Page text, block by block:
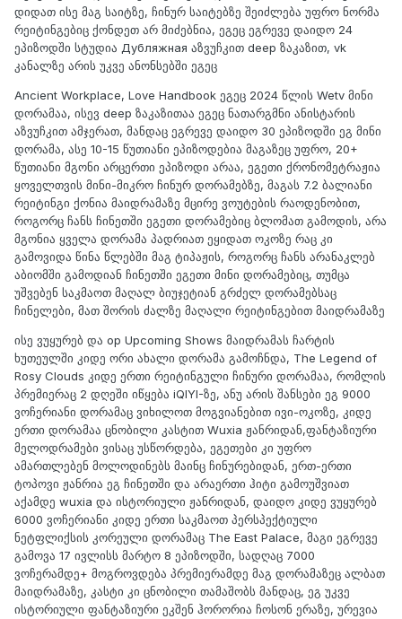
დიდათ ისე მაგ საიტზე, ჩინურ საიტებზე შეიძლება უფრო ნორმა
რეიტინგებიც ქონდეთ არ მიძებნია, ეგეც ეგრევე დაიდო 24
ეპიზოდში სტუდია Дубляжная აზვუჩკით deep ზაკაზით, vk
კანალზე არის უკვე ანონსებში ეგეც
Ancient Workplace, Love Handbook ეგეც 2024 წლის Wetv მინი
დორამაა, ისევ deep ზაკაზითაა ეგეც ნათარგმნი ანისტარის
აზვუჩკით ამჯერათ, მანდაც ეგრევე დაიდო 30 ეპიზოდში ეგ მინი
დორამა, ასე 10-15 წუთიანი ეპიზოდებია მაგაზეც უფრო, 20+
წუთიანი მგონი არცერთი ეპიზოდი არაა, ეგეთი ქრონომეტრაჟია
ყოველთვის მინი-მიკრო ჩინურ დორამებზე, მაგას 7.2 ბალიანი
რეიტინგი ქონია მაიდრამაზე მცირე ვოუტების რაოდენობით,
როგორც ჩანს ჩინეთში ეგეთი დორამებიც ბლომათ გამოდის, არა
მგონია ყველა დორამა პადრიათ ეყიდათ ოკოზე რაც კი
გამოვიდა წინა წლებში მაგ ტიპაჟის, როგორც ჩანს არანაკლებ
აბიომში გამოდიან ჩინეთში ეგეთი მინი დორამებიც, თუმცა
უშვებენ საკმაოთ მაღალ ბიუჯეტიან გრძელ დორამებსაც
ჩინელები, მათ შორის ძალზე მაღალი რეიტინგებით მაიდრამაზე
ისე ვუყურებ და op Upcoming Shows მაიდრამას ჩარტის
ხუთეულში კიდე ორი ახალი დორამა გამოჩნდა, The Legend of
Rosy Clouds კიდე ერთი რეიტინგული ჩინური დორამაა, რომლის
პრემიერაც 2 დღეში იწყება iQIYI-ზე, ანუ არის შანსები ეგ 9000
ვოჩერიანი დორამაც ვიხილოთ მოგვიანებით ივი-ოკოზე, კიდე
ერთი დორამაა ცნობილი კასტით Wuxia ჟანრიდან,ფანტაზიური
მელოდრამები ვისაც უსწორდება, ეგეთები კი უფრო
ამართლებენ მოლოდინებს მაინც ჩინურებიდან, ერთ-ერთი
ტოპოვი ჟანრია ეგ ჩინეთში და არაერთი ჰიტი გამოუშვიათ
აქამდე wuxia და ისტორიული ჟანრიდან, დაიდო კიდე ვუყურებ
6000 ვოჩერიანი კიდე ერთი საკმაოთ პერსპექტიული
ნეტფლიქსის კორეული დორამაც The East Palace, მაგი ეგრევე
გამოვა 17 ივლისს მარტო 8 ეპიზოდში, სადღაც 7000
ვოჩერამდე+ მოგროვდება პრემიერამდე მაგ დორამაზეც ალბათ
მაიდრამაზე, კასტი კი ცნობილი თამაშობს მანდაც, ეგ უკვე
ისტორიული ფანტაზიური ეკშენ ჰორორია ჩოსონ ერაზე, ურევია